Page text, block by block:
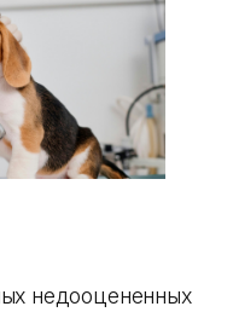
недооцененных